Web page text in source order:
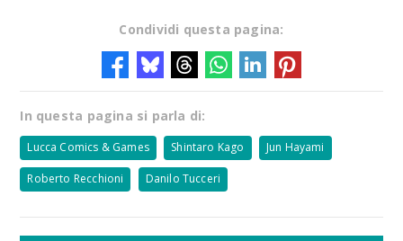
Condividi questa pagina:
In questa pagina si parla di:
Lucca Comics & Games Shintaro Kago Jun Hayami
Roberto Recchioni Danilo Tucceri